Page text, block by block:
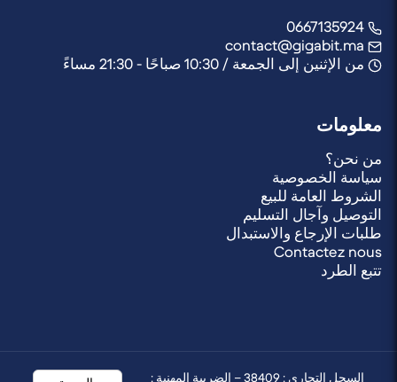
من الإثنين إلى الجمعة / 10:30 صباحًا - 21:30 مساءً
معلومات
من نحن؟
سياسة الخصوصية
الشروط العامة للبيع
التوصيل وآجال التسليم
طلبات الإرجاع والاستبدال
Contactez nous
تتبع الطرد
السجل التجاري : 38409 – الضريبة المهنية :